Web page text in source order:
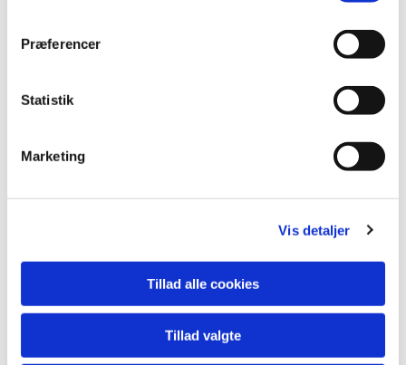
Præferencer
Statistik
Marketing
Vis detaljer
Tillad alle cookies
Tillad valgte
Du vil måske også kunne